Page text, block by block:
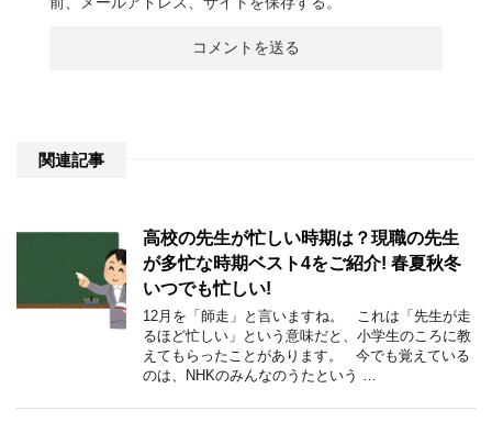
関連記事
高校の先生が忙しい時期は？現職の先生
が多忙な時期ベスト4をご紹介! 春夏秋冬
いつでも忙しい!
12月を「師走」と言いますね。 これは「先生が走
るほど忙しい」という意味だと、小学生のころに教
えてもらったことがあります。 今でも覚えている
のは、NHKのみんなのうたという …